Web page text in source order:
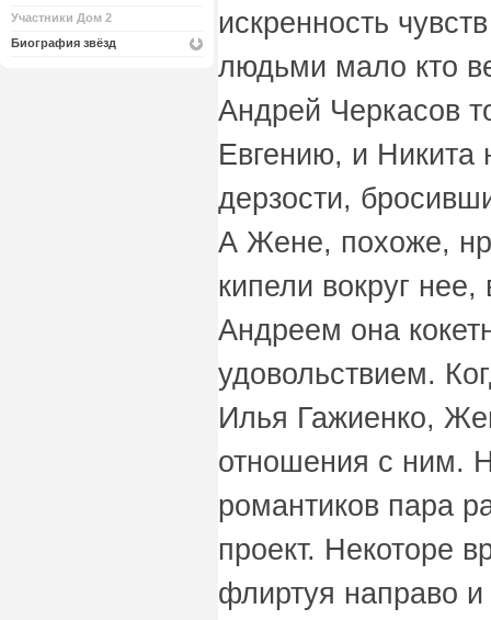
Участники Дом 2
Биография звёзд
искренность
людьми мало кто
Андрей Черкасов
Евгению, и Никита
дерзости,
А Жене, похоже,
кипели вокруг
Андреем она
удовольствием.
Илья Гажиенко,
отношения с ним.
романтиков пара
проект. Некоторе
флиртуя направо